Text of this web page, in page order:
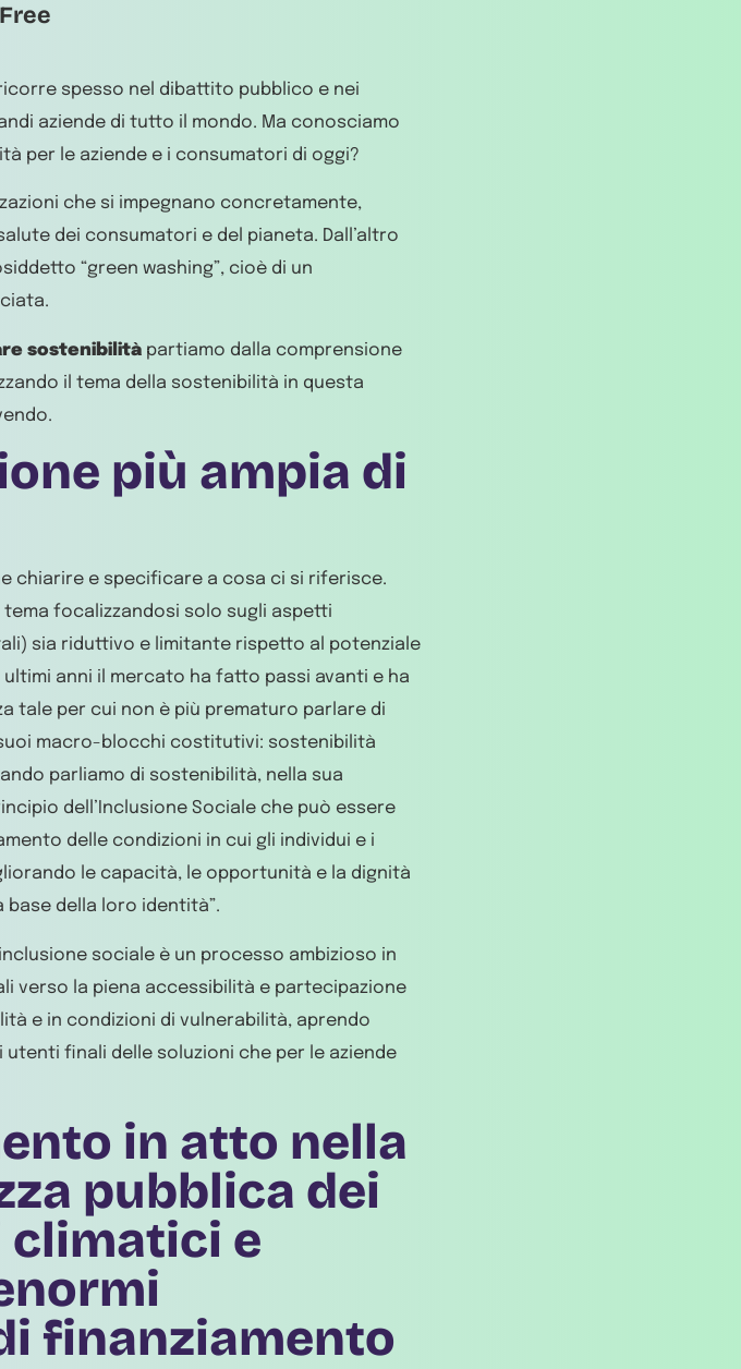
spesso nel dibattito pubblico e nei
aziende di tutto il mondo. Ma conosciamo
per le aziende e i consumatori di oggi?
che si impegnano concretamente,
dei consumatori e del pianeta. Dall’altro
“green washing”, cioè di un
sostenibilità partiamo dalla comprensione
il tema della sostenibilità in questa
più ampia di
chiarire e specificare a cosa ci si riferisce.
focalizzandosi solo sugli aspetti
sia riduttivo e limitante rispetto al potenziale
anni il mercato ha fatto passi avanti e ha
tale per cui non è più prematuro parlare di
macro-blocchi costitutivi: sostenibilità
parliamo di sostenibilità, nella sua
dell’Inclusione Sociale che può essere
delle condizioni in cui gli individui e i
le capacità, le opportunità e la dignità
della loro identità”.
sociale è un processo ambizioso in
verso la piena accessibilità e partecipazione
e in condizioni di vulnerabilità, aprendo
finali delle soluzioni che per le aziende
in atto nella
pubblica dei
e
finanziamento